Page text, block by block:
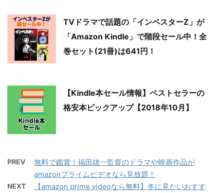
TVドラマで話題の「インベスターZ」が
「Amazon Kindle」で階段セール中！全
巻セット(21冊)は641円！
【Kindle本セール情報】ベストセラーの
格安本ピックアップ【2018年10月】
PREV
無料で鑑賞！福田雄一監督のドラマや映画作品が
amazonプライムビデオなら見放題！
NEXT
【amazon prime videoなら無料】冬に見たいおすす